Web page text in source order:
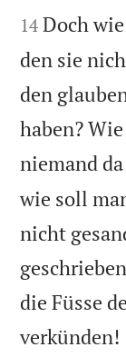


14 Doch
den sie
den
haben?
niemand
wie soll
nicht
die Füsse
verkünden!